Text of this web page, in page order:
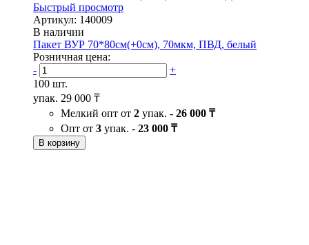
Быстрый просмотр
Артикул: 140009
В наличии
Пакет ВУР 70*80см(+0см), 70мкм, ПВД, белый
Розничная цена:
-
+
100 шт.
упак. 29 000 ₸
Мелкий опт от 2 упак. - 26 000 ₸
Опт от 3 упак. - 23 000 ₸
В корзину